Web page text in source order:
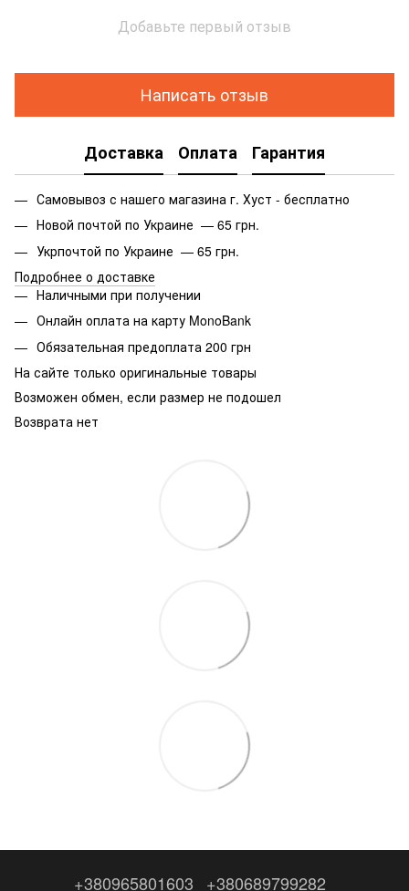
Добавьте первый отзыв
Написать отзыв
Доставка Оплата Гарантия
Самовывоз с нашего магазина г. Хуст - бесплатно
Новой почтой по Украине — 65 грн.
Укрпочтой по Украине — 65 грн.
Подробнее о доставке
Наличными при получении
Онлайн оплата на карту MonoBank
Обязательная предоплата 200 грн
На сайте только оригинальные товары
Возможен обмен, если размер не подошел
Возврата нет
+380965801603 +380689799282